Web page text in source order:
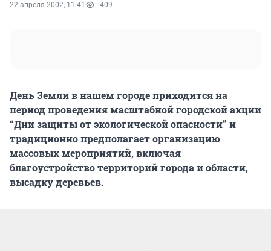
22 апреля 2002, 11:41 409
День Земли в нашем городе приходится на
период проведения масштабной городской акции
“Дни защиты от экологической опасности” и
традиционно предполагает организацию
массовых мероприятий, включая
благоустройство территорий города и области,
высадку деревьев.